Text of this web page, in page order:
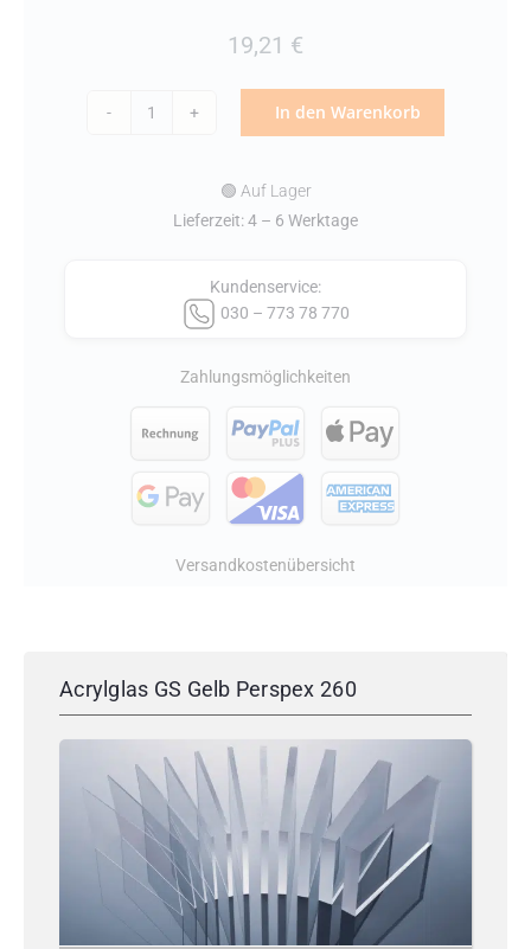
19,21 €
Menge
In den Warenkorb
🟢 Auf Lager
Lieferzeit: 4 – 6 Werktage
Kundenservice:
030 – 773 78 770
Zahlungsmöglichkeiten
Versandkostenübersicht
Acrylglas GS Gelb Perspex 260